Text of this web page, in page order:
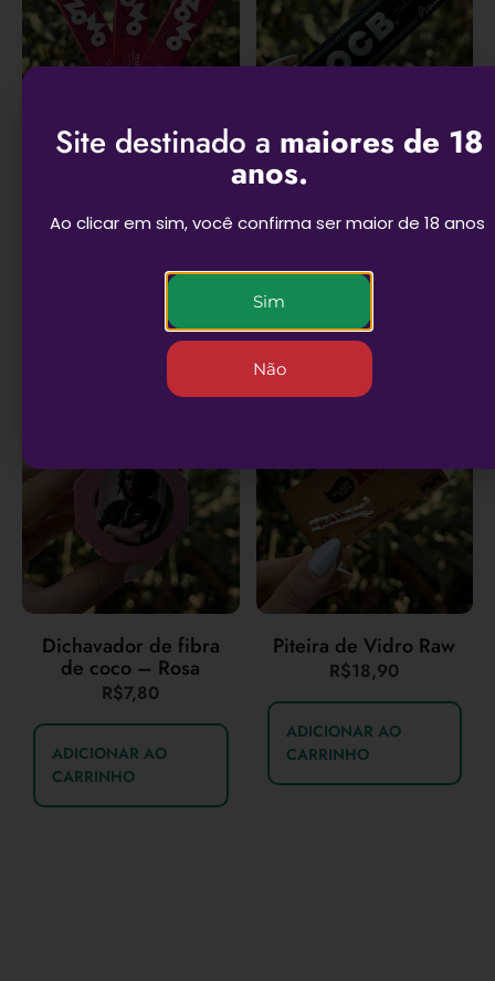
R$8,90
Seda OCB SLIM
R$6,80
ADICIONAR AO
Dichavador de fibra
de coco – Rosa
R$7,80
ADICIONAR AO
CARRINHO
Piteira de Vidro Raw
R$18,90
ADICIONAR AO
CARRINHO
Site destinado a maiores de 18
anos.
Ao clicar em sim, você confirma ser maior de 18 anos
Sim
Não